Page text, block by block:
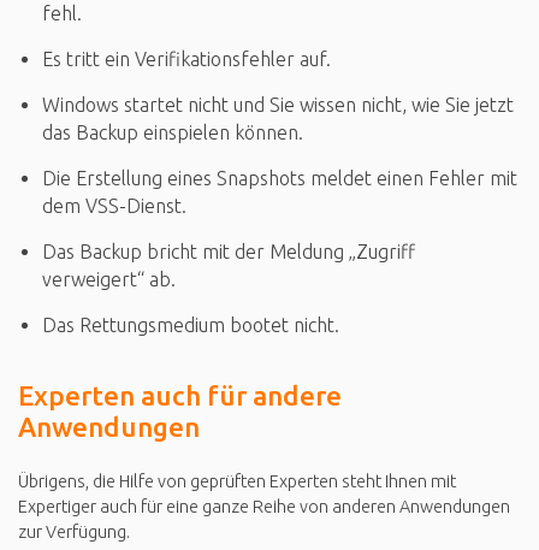
fehl.
Es tritt ein Verifikationsfehler auf.
Windows startet nicht und Sie wissen nicht, wie Sie jetzt
das Backup einspielen können.
Die Erstellung eines Snapshots meldet einen Fehler mit
dem VSS-Dienst.
Das Backup bricht mit der Meldung „Zugriff
verweigert“ ab.
Das Rettungsmedium bootet nicht.
Experten auch für andere
Anwendungen
Übrigens, die Hilfe von geprüften Experten steht Ihnen mit
Expertiger auch für eine ganze Reihe von anderen Anwendungen
zur Verfügung.